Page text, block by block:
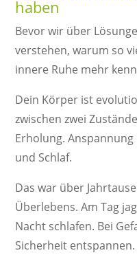
haben
Bevor wir über
verstehen, warum so
innere Ruhe mehr
Dein Körper ist
zwischen zwei
Erholung.
und Schlaf.
Das war über
Überlebens. Am Tag
Nacht schlafen. Bei
Sicherheit entspannen.